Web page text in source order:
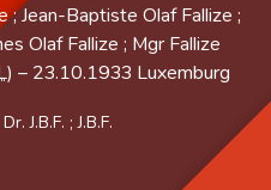
; Jean-Baptiste Olaf Fallize ;
Olaf Fallize ; Mgr Fallize
) – 23.10.1933 Luxemburg
Dr. J.B.F. ;J.B.F.